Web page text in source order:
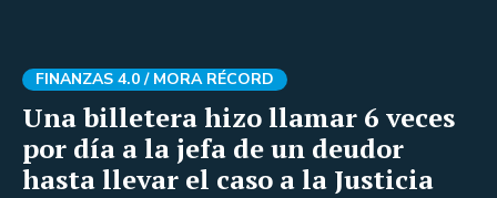
Una billetera hizo llamar 6 veces
por día a la jefa de un deudor
hasta llevar el caso a la Justicia
FINANZAS 4.0 / MORA RÉCORD